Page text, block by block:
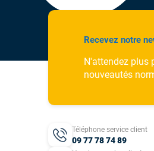
Recevez notre
N'attendez plus
nouveautés
Téléphone service client
09 77 78 74 89